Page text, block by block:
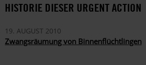
HISTORIE DIESER URGENT ACTION
19. AUGUST 2010
Zwangsräumung von Binnenflüchtlingen